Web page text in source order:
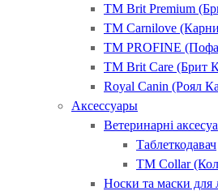
ТМ Brit Premium
ТМ Carnilove
ТМ PROFINE
ТМ Brit Care (Брит
Royal Canin (Роял
Аксессуары
Ветеринарні
Таблеткодавач
ТМ Collar
Носки та маски для